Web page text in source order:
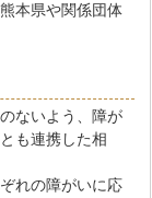
本県や関係団体
ないよう、障が
も連携した相
れの障がいに応